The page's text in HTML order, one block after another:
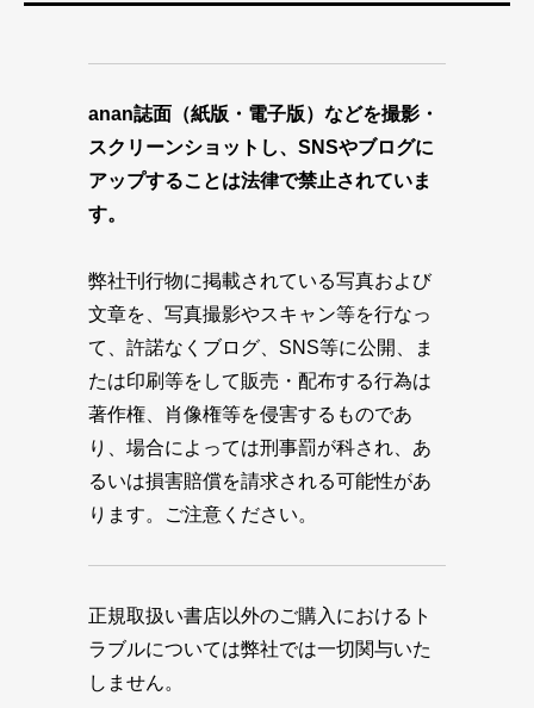
anan誌面（紙版・電子版）などを撮影・
スクリーンショットし、SNSやブログに
アップすることは法律で禁止されていま
す。
弊社刊行物に掲載されている写真および
文章を、写真撮影やスキャン等を行なっ
て、許諾なくブログ、SNS等に公開、ま
たは印刷等をして販売・配布する行為は
著作権、肖像権等を侵害するものであ
り、場合によっては刑事罰が科され、あ
るいは損害賠償を請求される可能性があ
ります。ご注意ください。
正規取扱い書店以外のご購入におけるト
ラブルについては弊社では一切関与いた
しません。